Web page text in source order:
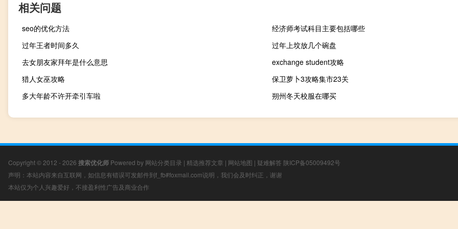
相关问题
seo的优化方法
经济师考试科目主要包括哪些
过年王者时间多久
过年上坟放几个碗盘
去女朋友家拜年是什么意思
exchange student攻略
猎人女巫攻略
保卫萝卜3攻略集市23关
多大年龄不许开牵引车啦
朔州冬天校服在哪买
Copyright © 2012 - 2026 搜索优化师 Powered by 网站分类目录 | 精选推荐文章 | 网站地图 | 疑难解答 陕ICP备05009492号
声明：本站内容来自互联网，如信息有错误可发邮件到f_fb#foxmail.com说明，我们会及时纠正，谢谢
本站仅为个人兴趣爱好，不接盈利性广告及商业合作